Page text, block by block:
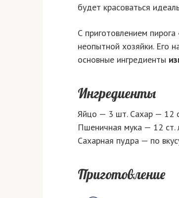
будет красоваться
С приготовлением
неопытной хозяйки. Его
основные ингредиенты
Ингредиенты
Яйцо — 3 шт. Сахар — 12
Пшеничная мука — 12 ст.
Сахарная пудра — по
Приготовление